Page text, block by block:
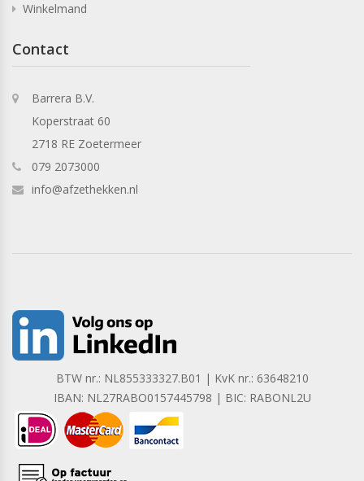
Winkelmand
Contact
Barrera B.V.
Koperstraat 60
2718 RE Zoetermeer
079 2073000
info@afzethekken.nl
BTW nr.: NL855333327.B01 | KvK nr.: 63648210
IBAN: NL27RABO0157445798 | BIC: RABONL2U